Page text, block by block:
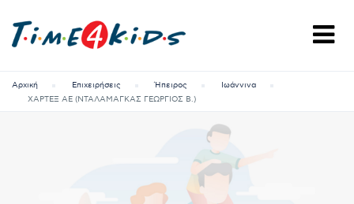
Αρχική Επιχειρήσεις Ήπειρος
Ιωάννινα
ΧΑΡΤΕΞ ΑΕ (ΝΤΑΛΑΜΑΓΚΑΣ ΓΕΩΡΓΙΟΣ Β.)